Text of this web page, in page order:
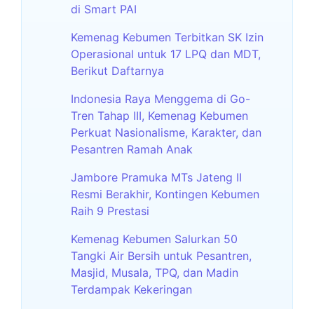
di Smart PAI
Kemenag Kebumen Terbitkan SK Izin
Operasional untuk 17 LPQ dan MDT,
Berikut Daftarnya
Indonesia Raya Menggema di Go-
Tren Tahap III, Kemenag Kebumen
Perkuat Nasionalisme, Karakter, dan
Pesantren Ramah Anak
Jambore Pramuka MTs Jateng II
Resmi Berakhir, Kontingen Kebumen
Raih 9 Prestasi
Kemenag Kebumen Salurkan 50
Tangki Air Bersih untuk Pesantren,
Masjid, Musala, TPQ, dan Madin
Terdampak Kekeringan